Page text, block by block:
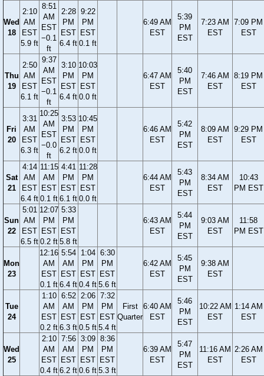
Wed
18
2:10
AM
EST
5.9 ft
8:51
AM
EST
−0.1
ft
2:28
PM
EST
6.4 ft
9:22
PM
EST
0.1 ft
6:49 AM
EST
5:39
PM
EST
7:23 AM
EST
7:09 PM
EST
Thu
19
2:50
AM
EST
6.1 ft
9:37
AM
EST
−0.1
ft
3:10
PM
EST
6.4 ft
10:03
PM
EST
0.0 ft
6:47 AM
EST
5:40
PM
EST
7:46 AM
EST
8:19 PM
EST
Fri
20
3:31
AM
EST
6.3 ft
10:25
AM
EST
−0.0
ft
3:53
PM
EST
6.2 ft
10:45
PM
EST
0.0 ft
6:46 AM
EST
5:42
PM
EST
8:09 AM
EST
9:29 PM
EST
Sat
21
4:14
AM
EST
6.4 ft
11:15
AM
EST
0.1 ft
4:41
PM
EST
6.1 ft
11:28
PM
EST
0.0 ft
6:44 AM
EST
5:43
PM
EST
8:34 AM
EST
10:43
PM EST
Sun
22
5:01
AM
EST
6.5 ft
12:07
PM
EST
0.2 ft
5:33
PM
EST
5.8 ft
6:43 AM
EST
5:44
PM
EST
9:03 AM
EST
11:58
PM EST
Mon
23
12:16
AM
EST
0.1 ft
5:54
AM
EST
6.4 ft
1:04
PM
EST
0.4 ft
6:30
PM
EST
5.6 ft
6:42 AM
EST
5:45
PM
EST
9:38 AM
EST
Tue
24
1:10
AM
EST
0.2 ft
6:52
AM
EST
6.3 ft
2:06
PM
EST
0.5 ft
7:32
PM
EST
5.4 ft
First
Quarter
6:40 AM
EST
5:46
PM
EST
10:22 AM
EST
1:14 AM
EST
Wed
25
2:10
AM
EST
0.4 ft
7:56
AM
EST
6.2 ft
3:09
PM
EST
0.6 ft
8:36
PM
EST
5.3 ft
6:39 AM
EST
5:47
PM
EST
11:16 AM
EST
2:26 AM
EST